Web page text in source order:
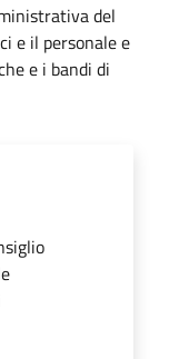
del
e il personale e
e i bandi di